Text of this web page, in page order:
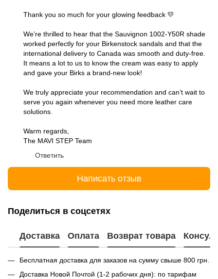
Thank you so much for your glowing feedback 💛
We’re thrilled to hear that the Sauvignon 1002-Y50R shade
worked perfectly for your Birkenstock sandals and that the
international delivery to Canada was smooth and duty-free.
It means a lot to us to know the cream was easy to apply
and gave your Birks a brand-new look!
We truly appreciate your recommendation and can’t wait to
serve you again whenever you need more leather care
solutions.
Warm regards,
The MAVI STEP Team
Ответить
Написать отзыв
Поделиться в соцсетях
Доставка Оплата Возврат товара
Бесплатная доставка для заказов на сумму свыше 800 грн.
Доставка Новой Почтой (1-2 рабочих дня): по тарифам